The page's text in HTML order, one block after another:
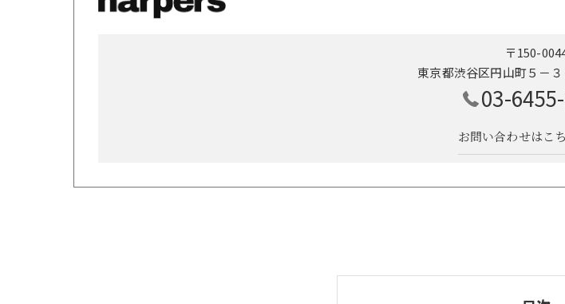
〒150-
東京都渋谷区円山町５－
03-
お問い合わせはこ